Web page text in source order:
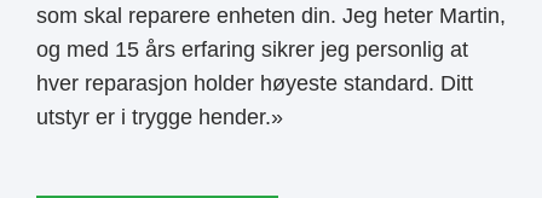
som skal reparere enheten din. Jeg heter Martin,
og med 15 års erfaring sikrer jeg personlig at
hver reparasjon holder høyeste standard. Ditt
utstyr er i trygge hender.»